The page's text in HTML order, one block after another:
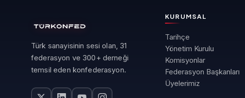
Türk sanayisinin sesi olan, 31
federasyon ve 300+ derneği
temsil eden konfederasyon.
KURUMSAL
Tarihçe
Yönetim Kurulu
Komisyonlar
Federasyon Başkanları
Üyelerimiz